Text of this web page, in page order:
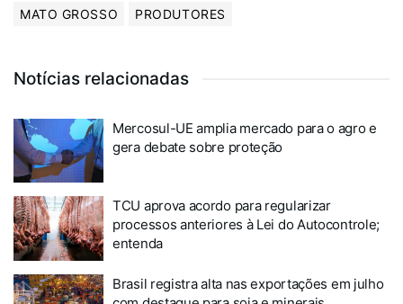
MATO GROSSO
PRODUTORES
Notícias relacionadas
Mercosul-UE amplia mercado para o agro e
gera debate sobre proteção
TCU aprova acordo para regularizar
processos anteriores à Lei do Autocontrole;
entenda
Brasil registra alta nas exportações em julho